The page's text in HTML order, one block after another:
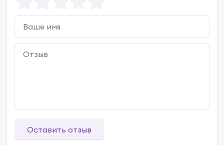
Оставить отзыв